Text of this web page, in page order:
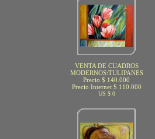
VENTA DE CUADROS
MODERNOS:TULIPANES
Precio $ 140.000
Precio Internet $ 110.000
US $ 0